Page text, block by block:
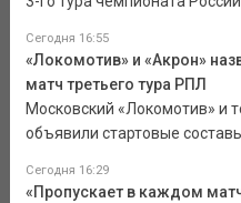
Сегодня 16:55
«Локомотив» и «Акрон»
матч третьего тура РПЛ
Московский «Локомотив» и
объявили стартовые
Сегодня 16:29
«Пропускает в каждом